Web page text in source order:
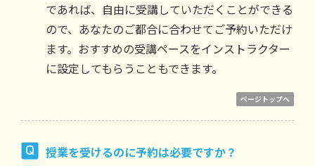
であれば、自由に受講していただくことができる
ので、あなたのご都合に合わせてご予約いただけ
ます。おすすめの受講ペースをインストラクター
に設定してもらうこともできます。
ページトップへ
授業を受けるのに予約は必要ですか？